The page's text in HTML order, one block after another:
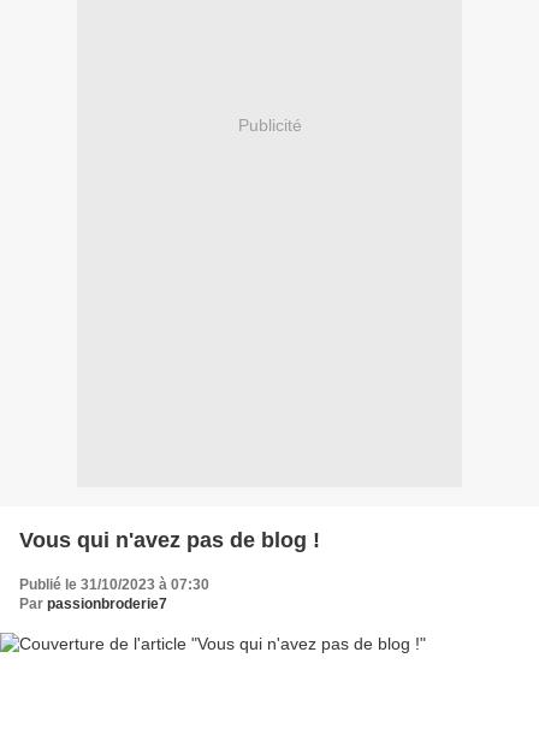
Publicité
Vous qui n'avez pas de blog !
Publié le 31/10/2023 à 07:30
Par passionbroderie7